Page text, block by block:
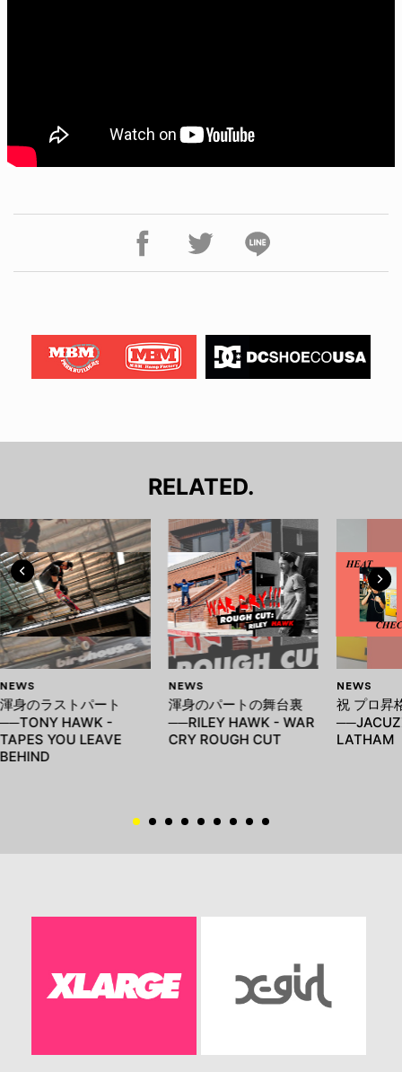
RELATED.
NEWS
渾身のラストパート
──TONY HAWK -
TAPES YOU LEAVE
BEHIND
NEWS
渾身のパートの舞台裏
──RILEY HAWK - WAR
CRY ROUGH CUT
NEWS
祝 プロ昇
LATHAM